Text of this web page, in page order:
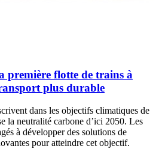
première flotte de trains à
plus durable
dans les objectifs climatiques de
la neutralité carbone d’ici 2050. Les
à développer des solutions de
pour atteindre cet objectif.